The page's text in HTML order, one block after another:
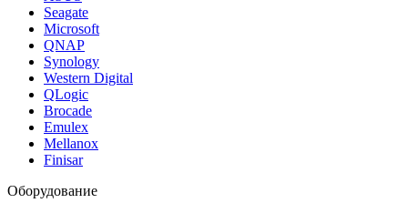
Seagate
Microsoft
QNAP
Synology
Western Digital
QLogic
Brocade
Emulex
Mellanox
Finisar
Оборудование